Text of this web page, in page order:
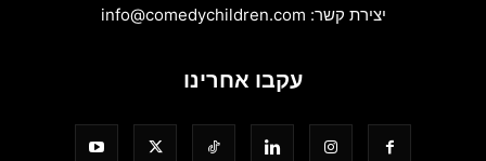
יצירת קשר: info@comedychildren.com
עקבו אחרינו